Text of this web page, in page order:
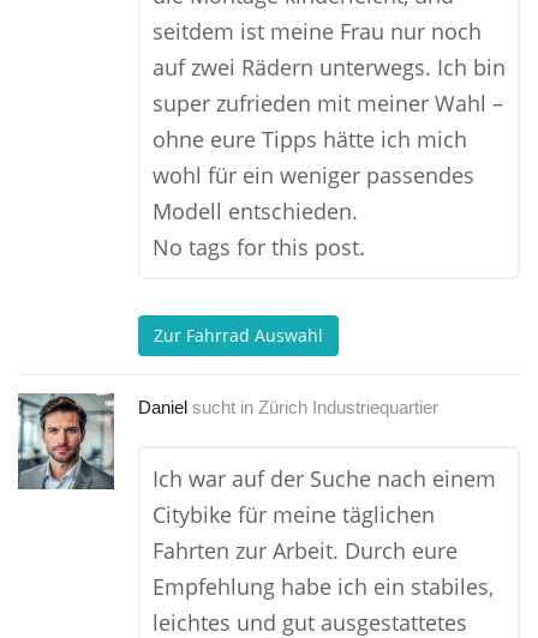
seitdem ist meine Frau nur noch
auf zwei Rädern unterwegs. Ich bin
super zufrieden mit meiner Wahl –
ohne eure Tipps hätte ich mich
wohl für ein weniger passendes
Modell entschieden.
No tags for this post.
Zur Fahrrad Auswahl
Daniel sucht in Zürich Industriequartier
Ich war auf der Suche nach einem
Citybike für meine täglichen
Fahrten zur Arbeit. Durch eure
Empfehlung habe ich ein stabiles,
leichtes und gut ausgestattetes